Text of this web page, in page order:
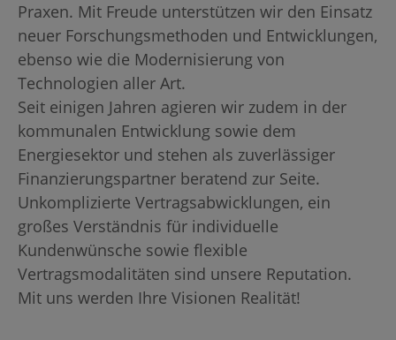
Praxen. Mit Freude unterstützen wir den Einsatz
neuer Forschungsmethoden und Entwicklungen,
ebenso wie die Modernisierung von
Technologien aller Art.
Seit einigen Jahren agieren wir zudem in der
kommunalen Entwicklung sowie dem
Energiesektor und stehen als zuverlässiger
Finanzierungspartner beratend zur Seite.
Unkomplizierte Vertragsabwicklungen, ein
großes Verständnis für individuelle
Kundenwünsche sowie flexible
Vertragsmodalitäten sind unsere Reputation.
Mit uns werden Ihre Visionen Realität!